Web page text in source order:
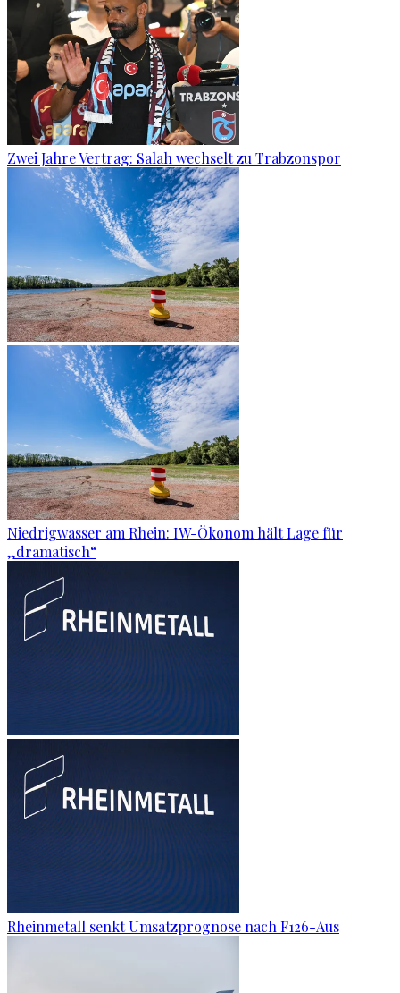
Zwei Jahre Vertrag: Salah wechselt zu Trabzonspor
Niedrigwasser am Rhein: IW-Ökonom hält Lage für
„dramatisch“
Rheinmetall senkt Umsatzprognose nach F126-Aus